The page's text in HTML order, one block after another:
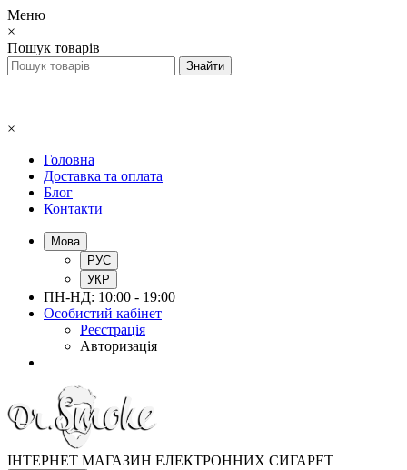
Меню
×
Пошук товарів
×
Головна
Доставка та оплата
Блог
Контакти
Мова
РУС
УКР
ПН-НД: 10:00 - 19:00
Особистий кабінет
Реєстрація
Авторизація
ІНТЕРНЕТ МАГАЗИН ЕЛЕКТРОННИХ СИГАРЕТ